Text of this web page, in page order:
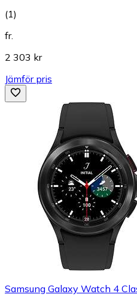
(1)
fr.
2 303 kr
Jämför pris
Samsung Galaxy Watch 4